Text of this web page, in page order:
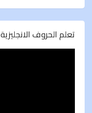
تعلم الحروف الانجليزية